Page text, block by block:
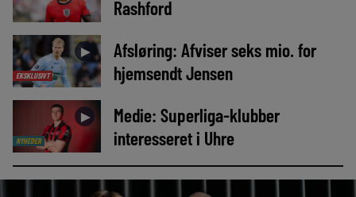
Rashford
EKSKLUSIVT
►
Afsløring: Afviser seks mio. for
hjemsendt Jensen
NYHEDER
►
Medie: Superliga-klubber
interesseret i Uhre